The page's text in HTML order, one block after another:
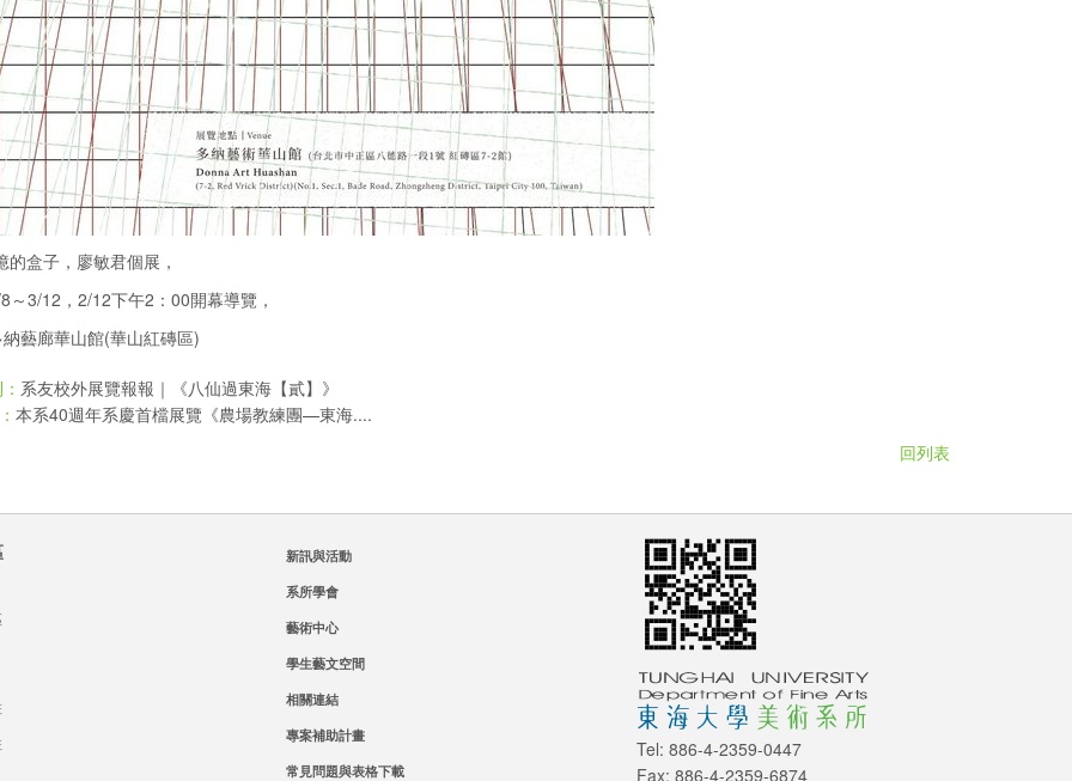
的盒子，廖敏君個展，
～3/12，2/12下午2：00開幕導覽，
藝廊華山館(華山紅磚區)
系友校外展覽報報｜《八仙過東海【貳】》
本系40週年系慶首檔展覽《農場教練團—東海....
回列表
新訊與活動
系所學會
藝術中心
學生藝文空間
相關連結
專案補助計畫
常見問題與表格下載
Tel: 886-4-2359-0447
Fax: 886-4-2359-6874